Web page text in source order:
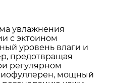
увлажнения
с эктоином
уровень влаги и
предотвращая
регулярном
мощный